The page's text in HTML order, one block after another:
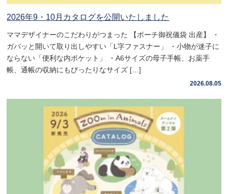
2026年9・10月カタログを公開いたしました
ママデザイナーのこだわりがつまった 【ポーチ御祝儀袋 出産】 ・
ガバッと開いて取り出しやすい「L字ファスナー」 ・小物が迷子に
ならない「便利な内ポケット」 ・A6サイズの母子手帳、お薬手
帳、通帳の収納にもぴったりなサイズ […]
2026.08.05